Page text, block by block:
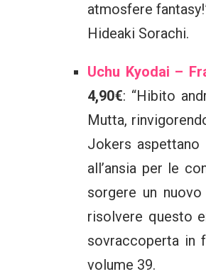
atmosfere
Hideaki Sorachi.
Uchu Kyodai –
4,90€: “Hibito
Mutta,
Jokers
all’ansia per le
sorgere un
risolvere questo
sovraccoperta in
volume 39.